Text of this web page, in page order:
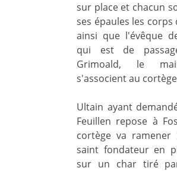
sur place et chacun
ses épaules les
ainsi que l'évêque
qui est de
Grimoald, le
s'associent au
Ultain ayant
Feuillen repose à
cortège va
saint fondateur en
sur un char tiré